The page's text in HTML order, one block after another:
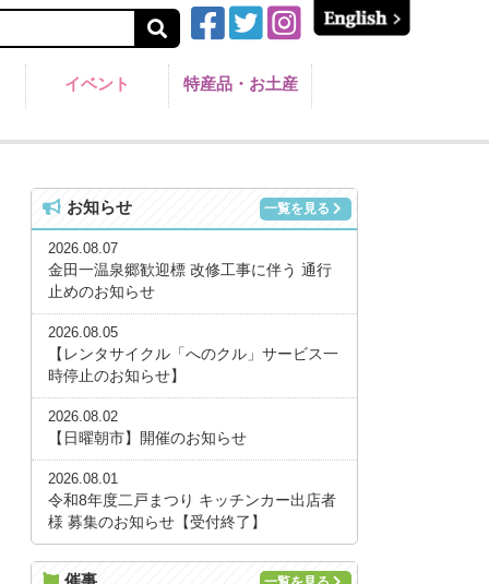
イベント 特産品・お土産
お知らせ 一覧を見る
2026.08.07
金田一温泉郷歓迎標 改修工事に伴う 通行
止めのお知らせ
2026.08.05
【レンタサイクル「へのクル」サービス一
時停止のお知らせ】
2026.08.02
【日曜朝市】開催のお知らせ
2026.08.01
令和8年度二戸まつり キッチンカー出店者
様 募集のお知らせ【受付終了】
催事